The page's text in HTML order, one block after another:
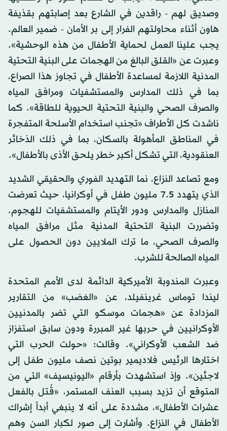
وصديق لهم - راقدين في الشارع بعد إصابتهم بقذيفة
هاون أثناء محاولتهم الفرار إلى بر الأمان - ضمير العالم.
يجب علينا العمل لحماية الأطفال من هذه الوحشية».
وعبرت عن «القلق البالغ من الهجمات على البنية التحتية
المدنية اللازمة لمساعدة الأطفال في تجاوز هذا الصراع،
بما في ذلك المدارس والمستشفيات ومرافق المياه
والصرف الصحي والبنية التحتية الحيوية للطاقة». كما
ناشدت كل الأطراف «تجنب استخدام الأسلحة المتفجرة
في المناطق المأهولة بالسكان، بما في ذلك الذخائر
العنقودية، التي تشكل أكبر خطر يلحق الأذى بالأطفال».
ومع تصاعد النزاع، نما التهديد الفوري والحقيقي الشديد
الذي يتهدد 7.5 مليون طفل في أوكرانيا، حيث تعرضت
المنازل والمدارس ودور الأيتام والمستشفيات للهجوم.
وتضررت البنية التحتية المدنية مثل مرافق المياه
والصرف الصحي، ما ترك الملايين دون الحصول على
المياه الصالحة للشرب.
وعبرت المندوبة الأميركية الدائمة لدى الأمم المتحدة
ليندا توماس غرينفيلد، عن «الغضب» من التقارير
المزدادة عن «هجمات موسكو التي تضر بالمدنيين
الأوكرانيين في حربها غير المبررة ودون سابق استفزاز
ضد الشعب الأوكراني». وقالت: «حولت الحرب التي
اختارها الرئيس فلاديمير بوتين نصف مليون طفل إلى
لاجئين». وإذ استشهدت بأرقام «اليونيسيف» التي من
المتوقع أن تزيد بسبب العنف المستمر، «قُتل بالفعل
عشرات الأطفال»، مشددة على أنه لا ينبغي أبداً إشراك
الأطفال في النزاع. وأشارت إلى صور لكبار السن وهم